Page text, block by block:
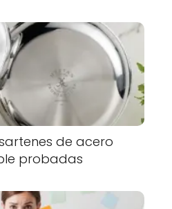
de acero
probadas